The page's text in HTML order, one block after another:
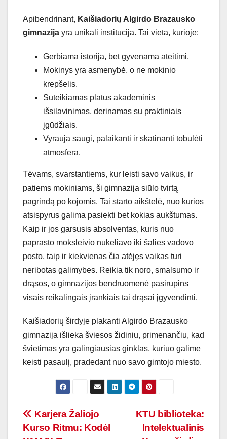
Apibendrinant, Kaišiadorių Algirdo Brazausko
gimnazija yra unikali institucija. Tai vieta, kurioje:
Gerbiama istorija, bet gyvenama ateitimi.
Mokinys yra asmenybė, o ne mokinio
krepšelis.
Suteikiamas platus akademinis
išsilavinimas, derinamas su praktiniais
įgūdžiais.
Vyrauja saugi, palaikanti ir skatinanti tobulėti
atmosfera.
Tėvams, svarstantiems, kur leisti savo vaikus, ir
patiems mokiniams, ši gimnazija siūlo tvirtą
pagrindą po kojomis. Tai starto aikštelė, nuo kurios
atsispyrus galima pasiekti bet kokias aukštumas.
Kaip ir jos garsusis absolventas, kuris nuo
paprasto moksleivio nukeliavo iki šalies vadovo
posto, taip ir kiekvienas čia atėjęs vaikas turi
neribotas galimybes. Reikia tik noro, smalsumo ir
drąsos, o gimnazijos bendruomenė pasirūpins
visais reikalingais įrankiais tai drąsai įgyvendinti.
Kaišiadorių širdyje plakanti Algirdo Brazausko
gimnazija išlieka šviesos židiniu, primenančiu, kad
švietimas yra galingiausias ginklas, kuriuo galime
keisti pasaulį, pradedant nuo savo gimtojo miesto.
Navigacija
KTU biblioteka:
Intelektualinis
Karjera Žaliojo
Kurso Ritmu: Kodėl